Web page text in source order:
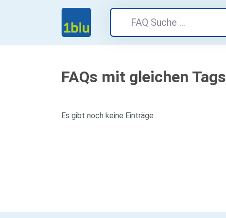
FAQs mit gleichen Tags
Es gibt noch keine Einträge.